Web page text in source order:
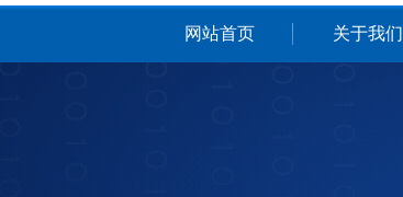
网站首页 关于我们